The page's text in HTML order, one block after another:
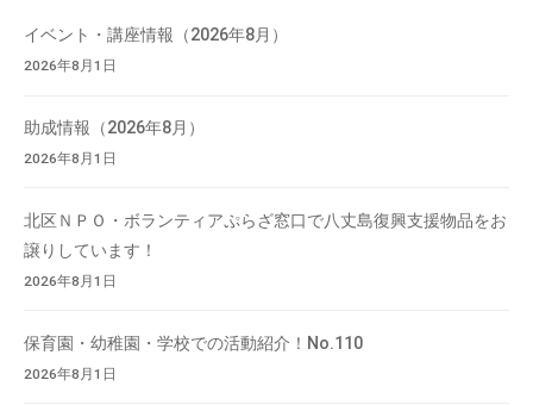
イベント・講座情報（2026年8月）
2026年8月1日
助成情報（2026年8月）
2026年8月1日
北区ＮＰＯ・ボランティアぷらざ窓口で八丈島復興支援物品をお
譲りしています！
2026年8月1日
保育園・幼稚園・学校での活動紹介！No.110
2026年8月1日